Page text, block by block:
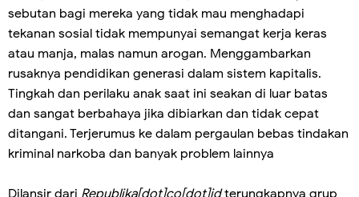
sebutan bagi mereka yang tidak mau menghadapi
tekanan sosial tidak mempunyai semangat kerja keras
atau manja, malas namun arogan. Menggambarkan
rusaknya pendidikan generasi dalam sistem kapitalis.
Tingkah dan perilaku anak saat ini seakan di luar batas
dan sangat berbahaya jika dibiarkan dan tidak cepat
ditangani. Terjerumus ke dalam pergaulan bebas tindakan
kriminal narkoba dan banyak problem lainnya